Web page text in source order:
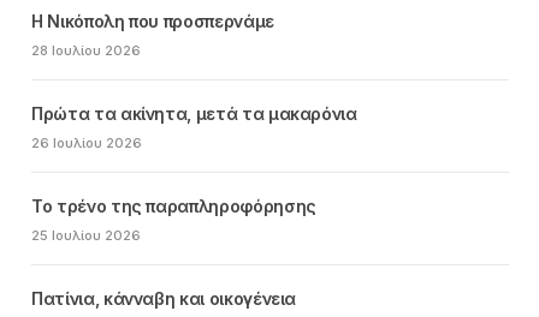
Η Νικόπολη που προσπερνάμε
28 Ιουλίου 2026
Πρώτα τα ακίνητα, μετά τα μακαρόνια
26 Ιουλίου 2026
Το τρένο της παραπληροφόρησης
25 Ιουλίου 2026
Πατίνια, κάνναβη και οικογένεια